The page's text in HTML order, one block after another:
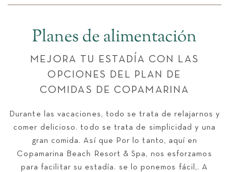
Planes de alimentación
MEJORA TU ESTADÍA CON LAS
OPCIONES DEL PLAN DE
COMIDAS DE COPAMARINA
Durante las vacaciones, todo se trata de relajarnos y
comer delicioso. todo se trata de simplicidad y una
gran comida. Así que Por lo tanto, aquí en
Copamarina Beach Resort & Spa, nos esforzamos
para facilitar su estadía. se lo ponemos fácil,. A